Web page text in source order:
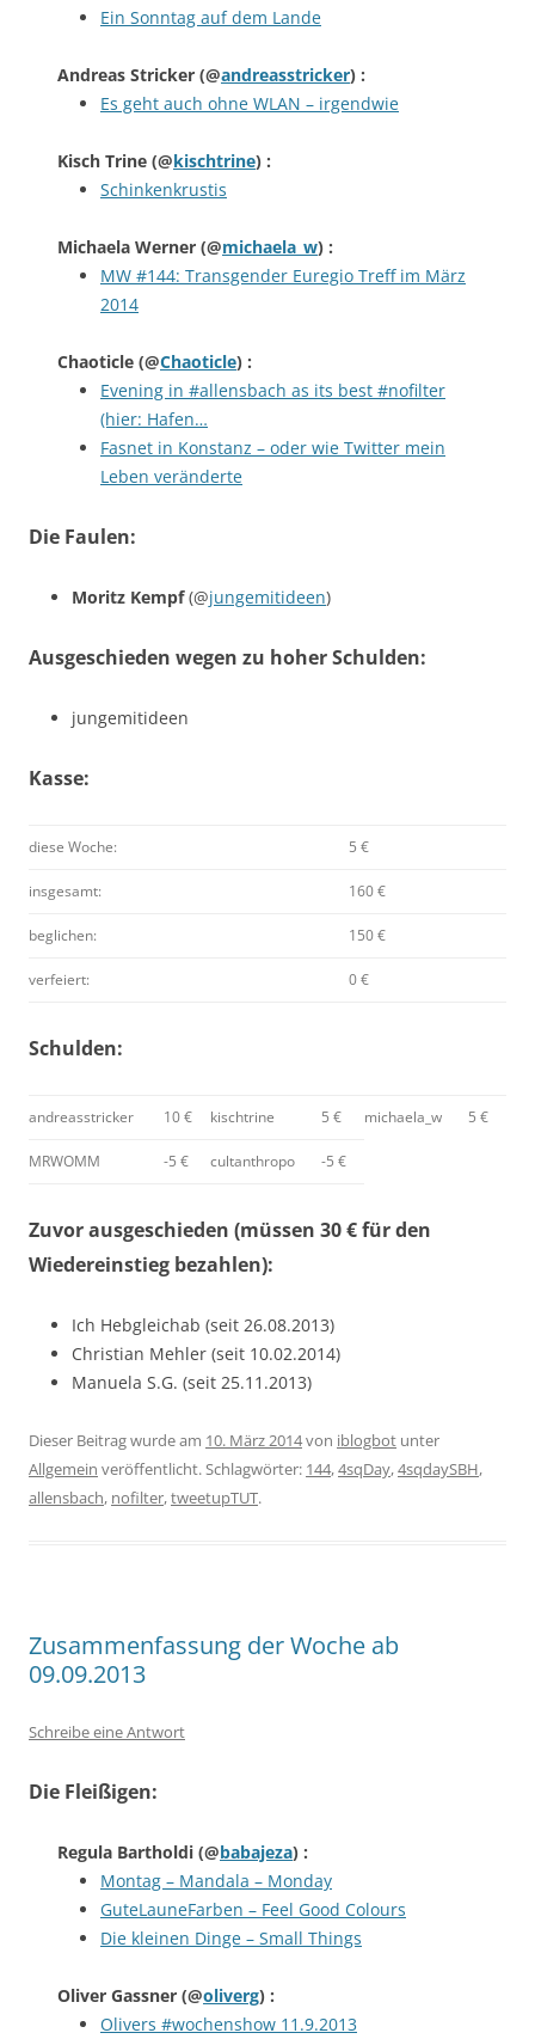
Ein Sonntag auf dem Lande
Andreas Stricker (@andreasstricker) :
Es geht auch ohne WLAN – irgendwie
Kisch Trine (@kischtrine) :
Schinkenkrustis
Michaela Werner (@michaela_w) :
MW #144: Transgender Euregio Treff im März
2014
Chaoticle (@Chaoticle) :
Evening in #allensbach as its best #nofilter
(hier: Hafen…
Fasnet in Konstanz – oder wie Twitter mein
Leben veränderte
Die Faulen:
Moritz Kempf(@jungemitideen)
Ausgeschieden wegen zu hoher Schulden:
jungemitideen
Kasse:
diese Woche: 5 €
insgesamt: 160 €
beglichen: 150 €
verfeiert: 0 €
Schulden:
andreasstricker 10 € kischtrine 5 € michaela_w 5 €
MRWOMM -5 € cultanthropo -5 €
Zuvor ausgeschieden (müssen 30 € für den
Wiedereinstieg bezahlen):
Ich Hebgleichab (seit 26.08.2013)
Christian Mehler (seit 10.02.2014)
Manuela S.G. (seit 25.11.2013)
Dieser Beitrag wurde am 10. März 2014von iblogbot unter
Allgemein veröffentlicht. Schlagwörter: 144,4sqDay,4sqdaySBH,
allensbach, nofilter,tweetupTUT.
Zusammenfassung der Woche ab
09.09.2013
Schreibe eine Antwort
Die Fleißigen:
Regula Bartholdi (@babajeza) :
Montag – Mandala – Monday
GuteLauneFarben – Feel Good Colours
Die kleinen Dinge – Small Things
Oliver Gassner (@oliverg) :
Olivers #wochenshow 11.9.2013